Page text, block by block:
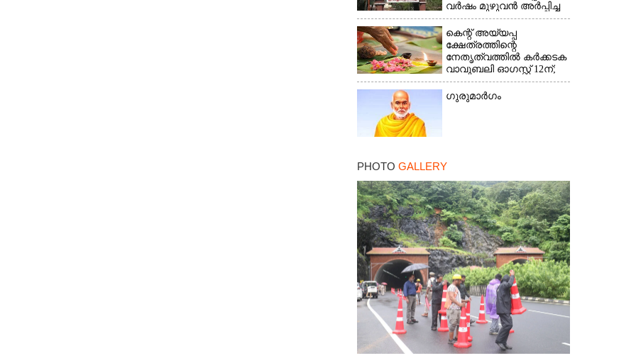
വർഷം മുഴുവൻ അർപ്പിച്ച
പുണ്യം
കെന്റ് അയ്യപ്പ
ക്ഷേത്രത്തിന്റെ
നേതൃത്വത്തിൽ കർക്കടക
വാവുബലി ഓഗസ്റ്റ് 12ന്;
ഒരുക്കങ്ങൾ പൂർത്തിയായി
ഗുരുമാർഗം
PHOTO GALLERY